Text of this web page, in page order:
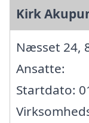
Kirk
Næsset 24,
Ansatte:
Startdato: